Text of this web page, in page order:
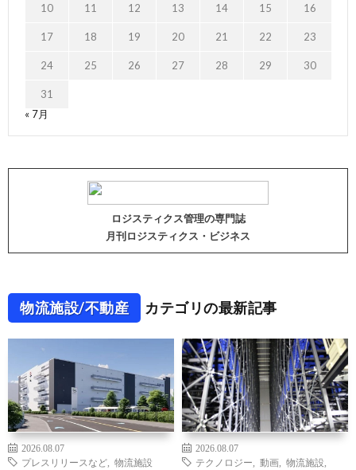
10 11 12 13 14 15 16
17 18 19 20 21 22 23
24 25 26 27 28 29 30
31
« 7月
ロジスティクス管理の専門誌
月刊ロジスティクス・ビジネス
物流施設/不動産 カテゴリの最新記事
2026.08.07
プレスリリースなど
物流施設
2026.08.07
テクノロジー
動画 物流施設